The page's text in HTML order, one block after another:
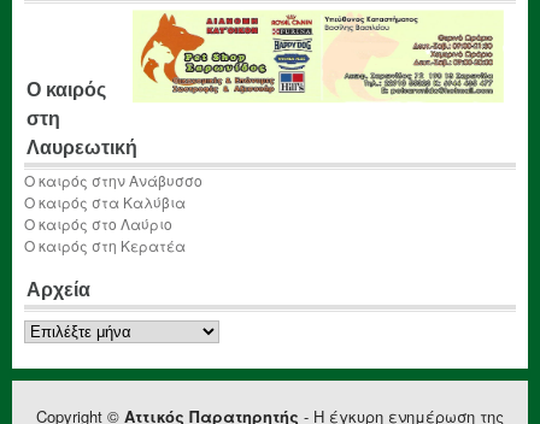
Ο καιρός
στη
Λαυρεωτική
Ο καιρός στην Ανάβυσσο
Ο καιρός στα Καλύβια
Ο καιρός στο Λαύριο
Ο καιρός στη Κερατέα
Αρχεία
Αρχεία
Copyright © Αττικός Παρατηρητής - Η έγκυρη ενημέρωση της